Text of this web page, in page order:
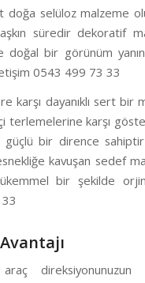
doğa selüloz malzeme
süredir dekoratif
doğal bir görünüm
0543 499 73 33
karşı dayanıklı sert bir
terlemelerine karşı
güçlü bir dirence
kavuşan sedef
bir şekilde
direksiyonunuzun